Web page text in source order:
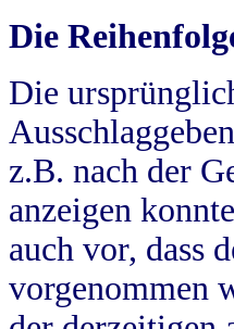
Die
Die
z.B. nach der
anzeigen
auch vor, dass
vorgenommen